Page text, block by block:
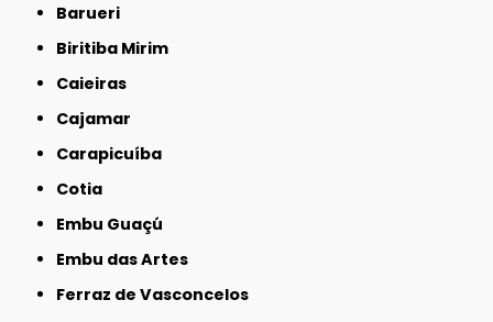
Barueri
Biritiba Mirim
Caieiras
Cajamar
Carapicuíba
Cotia
Embu Guaçú
Embu das Artes
Ferraz de Vasconcelos